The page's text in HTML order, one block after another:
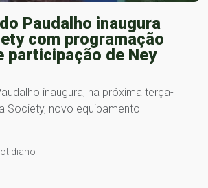
Paudalho inaugura
com programação
participação de Ney
inaugura, na próxima terça-
Society, novo equipamento